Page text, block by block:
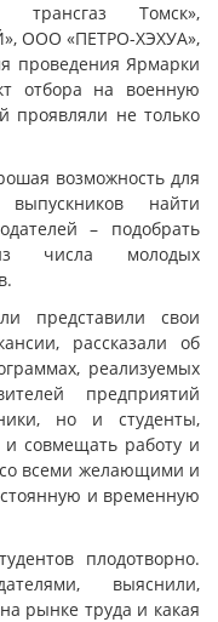
трансгаз Томск»,
ООО «ПЕТРО-ХЭХУА»,
проведения Ярмарки
отбора на военную
проявляли не только
возможность для
найти
– подобрать
числа молодых
представили свои
рассказали об
реализуемых
предприятий
но и студенты,
и совмещать работу и
всеми желающими и
и временную
плодотворно.
выяснили,
рынке труда и какая